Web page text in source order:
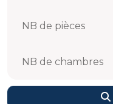
NB de pièces
NB de chambres